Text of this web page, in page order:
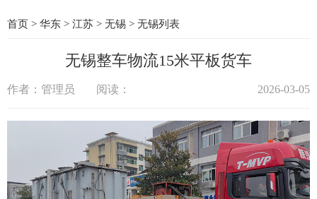
首页 > 华东 > 江苏 > 无锡 > 无锡列表
无锡整车物流15米平板货车
作者：管理员 阅读： 2026-03-05